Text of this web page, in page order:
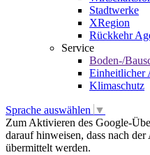
Stadtwerke
XRegion
Rückkehr
Service
Boden-/
Einheitlicher
Klimaschutz
Sprache auswählen ▼
Zum Aktivieren des Google-
darauf hinweisen, dass nach
übermittelt werden.